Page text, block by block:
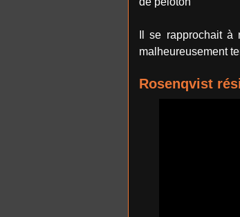
Il se rapprochait
malheureusement
Rosenqvist